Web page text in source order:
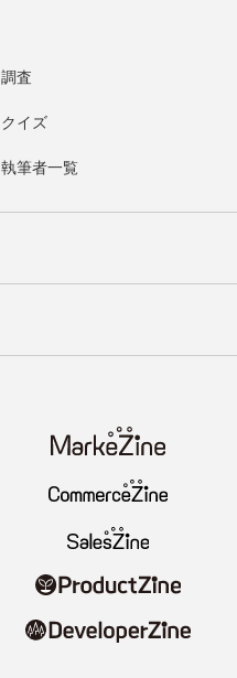
調査
クイズ
執筆者一覧